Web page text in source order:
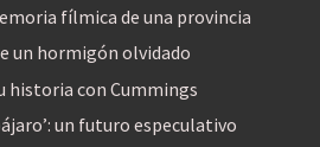
fílmica de una provincia
un hormigón olvidado
historia con Cummings
un futuro especulativo